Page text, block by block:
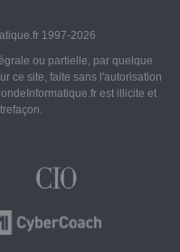
1997-2026
ou partielle, par quelque
ce site, faite sans l'autorisation
est illicite et